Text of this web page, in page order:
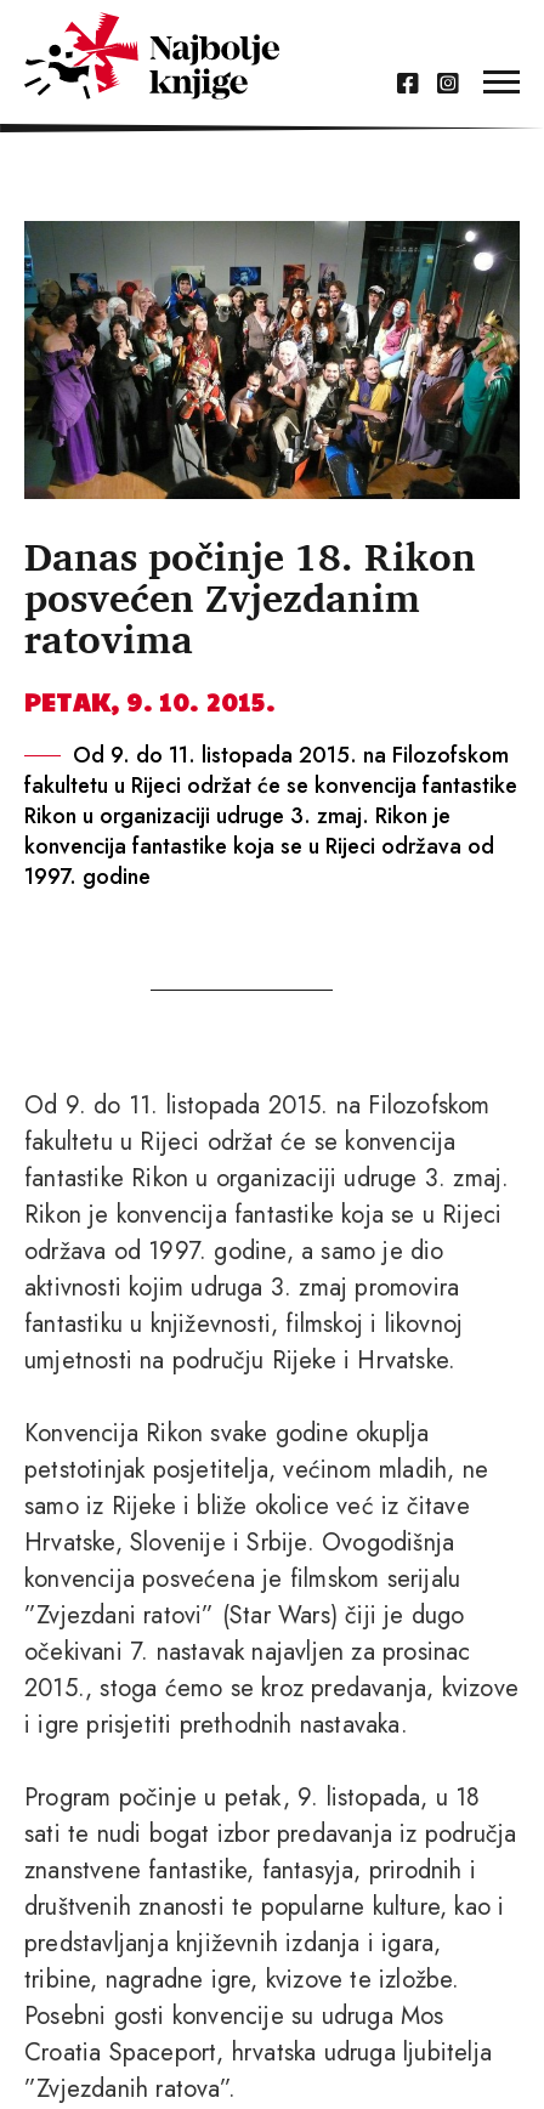
Danas počinje 18. Rikon
posvećen Zvjezdanim
ratovima
PETAK, 9. 10. 2015.
Od 9. do 11. listopada 2015. na Filozofskom
fakultetu u Rijeci održat će se konvencija fantastike
Rikon u organizaciji udruge 3. zmaj. Rikon je
konvencija fantastike koja se u Rijeci održava od
1997. godine
Od 9. do 11. listopada 2015. na Filozofskom
fakultetu u Rijeci održat će se konvencija
fantastike Rikon u organizaciji udruge 3. zmaj.
Rikon je konvencija fantastike koja se u Rijeci
održava od 1997. godine, a samo je dio
aktivnosti kojim udruga 3. zmaj promovira
fantastiku u književnosti, filmskoj i likovnoj
umjetnosti na području Rijeke i Hrvatske.
Konvencija Rikon svake godine okuplja
petstotinjak posjetitelja, većinom mladih, ne
samo iz Rijeke i bliže okolice već iz čitave
Hrvatske, Slovenije i Srbije. Ovogodišnja
konvencija posvećena je filmskom serijalu
”Zvjezdani ratovi” (Star Wars) čiji je dugo
očekivani 7. nastavak najavljen za prosinac
2015., stoga ćemo se kroz predavanja, kvizove
i igre prisjetiti prethodnih nastavaka.
Program počinje u petak, 9. listopada, u 18
sati te nudi bogat izbor predavanja iz područja
znanstvene fantastike, fantasyja, prirodnih i
društvenih znanosti te popularne kulture, kao i
predstavljanja književnih izdanja i igara,
tribine, nagradne igre, kvizove te izložbe.
Posebni gosti konvencije su udruga Mos
Croatia Spaceport, hrvatska udruga ljubitelja
”Zvjezdanih ratova”.